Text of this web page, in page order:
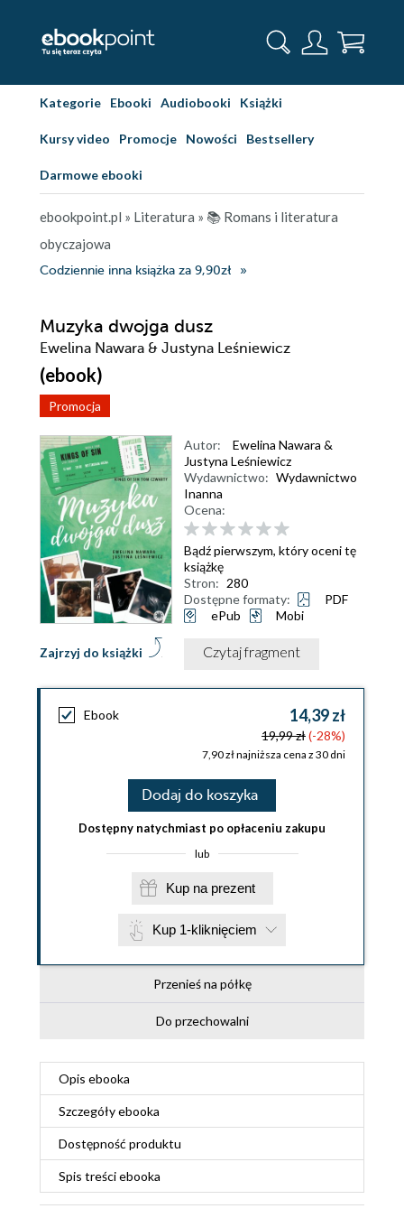
Kategorie Ebooki Audiobooki Książki
Kursy video Promocje Nowości Bestsellery
Darmowe ebooki
ebookpoint.pl » Literatura » 📚 Romans i literatura
obyczajowa
Codziennie inna książka za 9,90zł
Muzyka dwojga dusz
Ewelina Nawara & Justyna Leśniewicz
(ebook)
Promocja
Zajrzyj do książki
Autor:
Ewelina Nawara &
Justyna Leśniewicz
Wydawnictwo: Wydawnictwo
Inanna
Ocena:
Bądź pierwszym, który oceni tę
książkę
Stron: 280
Dostępne formaty:
PDF
ePub
Mobi
Czytaj fragment
Ebook 14,39 zł
19,99 zł(-28%)
7,90 zł najniższa cena z 30 dni
Dodaj do koszyka
Dostępny natychmiast po opłaceniu zakupu
lub
Kup na prezent
Kup 1-kliknięciem
Przenieś na półkę
Do przechowalni
Opis ebooka
Szczegółyebooka
Dostępność produktu
Spis treściebooka